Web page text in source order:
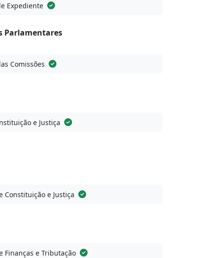
Expediente
Parlamentares
Comissões
e Justiça
Constituição e Justiça
Finanças e Tributação